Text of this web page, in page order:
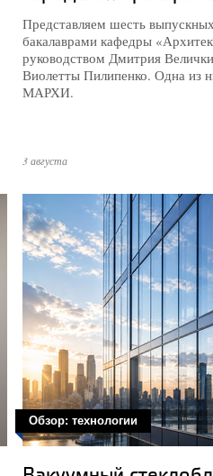
Представляем шесть
бакалаврами кафедры
руководством Дмитрия
Виолетты Пилипенко. Одна из
МАРХИ.
3 августа
Обзор: технологии